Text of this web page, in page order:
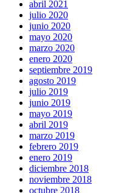
abril 2021
julio 2020
junio 2020
mayo 2020
marzo 2020
enero 2020
septiembre 2019
agosto 2019
julio 2019
junio 2019
mayo 2019
abril 2019
marzo 2019
febrero 2019
enero 2019
diciembre 2018
noviembre 2018
octubre 2018